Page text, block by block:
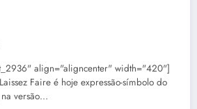
align="aligncenter" width="420"]
Faire é hoje expressão-símbolo do
versão…